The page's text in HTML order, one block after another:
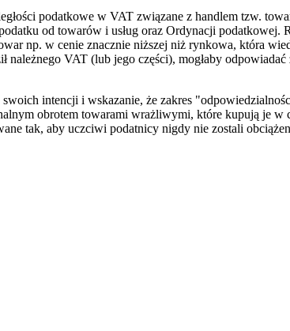
podatkowe w VAT związane z handlem tzw.
od towarów i usług oraz Ordynacji podatkowej.
np. w cenie znacznie niższej niż rynkowa, która
VAT (lub jego części), mogłaby odpowiadać
intencji i wskazanie, że zakres
obrotem towarami wrażliwymi, które kupują je w
tak, aby uczciwi podatnicy nigdy nie zostali